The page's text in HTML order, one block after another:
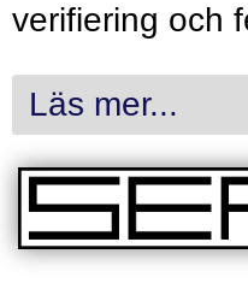
verifiering och
Läs mer...